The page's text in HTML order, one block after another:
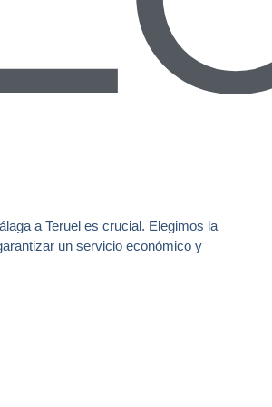
a Teruel es crucial. Elegimos la
un servicio económico y